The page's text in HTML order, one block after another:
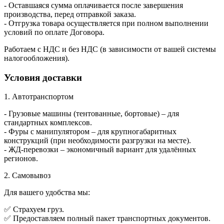
- Оставшаяся сумма оплачивается после завершения
производства, перед отправкой заказа.
- Отгрузка товара осуществляется при полном выполнении
условий по оплате Договора.
Работаем с НДС и без НДС (в зависимости от вашей системы
налогообложения).
Условия доставки
1. Автотранспортом
- Грузовые машины (тентованные, бортовые) – для
стандартных комплексов.
- Фуры с манипулятором – для крупногабаритных
конструкций (при необходимости разгрузки на месте).
- ЖД-перевозки – экономичный вариант для удалённых
регионов.
2. Самовывоз
Для вашего удобства мы:
✅ Страхуем груз.
✅ Предоставляем полный пакет транспортных документов.